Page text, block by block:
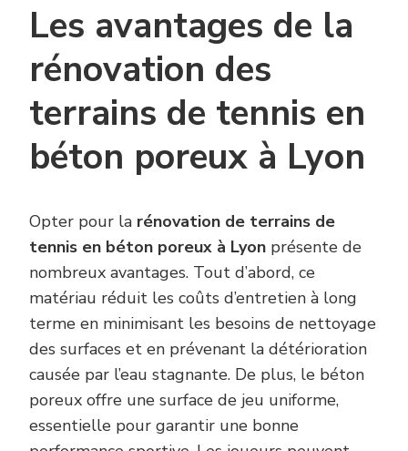
Les avantages de la
rénovation des
terrains de tennis en
béton poreux à Lyon
Opter pour la rénovation de terrains de
tennis en béton poreux à Lyon présente de
nombreux avantages. Tout d’abord, ce
matériau réduit les coûts d’entretien à long
terme en minimisant les besoins de nettoyage
des surfaces et en prévenant la détérioration
causée par l’eau stagnante. De plus, le béton
poreux offre une surface de jeu uniforme,
essentielle pour garantir une bonne